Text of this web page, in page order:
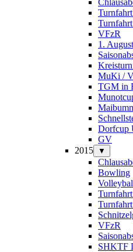
VFzR
1.
MuKi /
TGM in
Dorfcup
GV
2015
▼
Bowling
VFzR
SHKTF